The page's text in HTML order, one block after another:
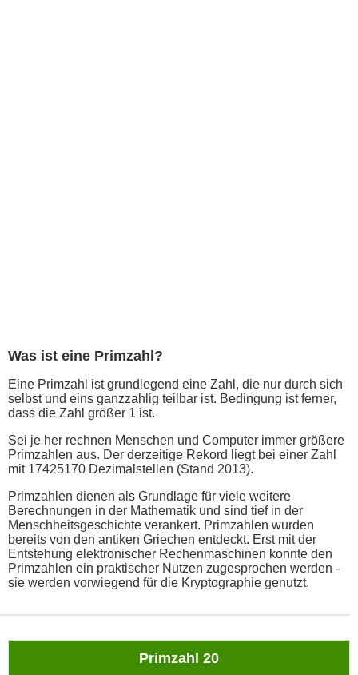
Was ist eine Primzahl?
Eine Primzahl ist grundlegend eine Zahl, die nur durch sich
selbst und eins ganzzahlig teilbar ist. Bedingung ist ferner,
dass die Zahl größer 1 ist.
Sei je her rechnen Menschen und Computer immer größere
Primzahlen aus. Der derzeitige Rekord liegt bei einer Zahl
mit 17425170 Dezimalstellen (Stand 2013).
Primzahlen dienen als Grundlage für viele weitere
Berechnungen in der Mathematik und sind tief in der
Menschheitsgeschichte verankert. Primzahlen wurden
bereits von den antiken Griechen entdeckt. Erst mit der
Entstehung elektronischer Rechenmaschinen konnte den
Primzahlen ein praktischer Nutzen zugesprochen werden -
sie werden vorwiegend für die Kryptographie genutzt.
Primzahl 20